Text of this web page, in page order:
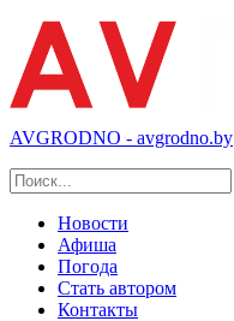
AVGRODNO - avgrodno.by
Новости
Афиша
Погода
Стать автором
Контакты